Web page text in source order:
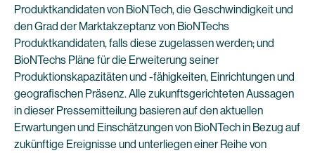
Produktkandidaten von BioNTech, die Geschwindigkeit und
den Grad der Marktakzeptanz von BioNTechs
Produktkandidaten, falls diese zugelassen werden; und
BioNTechs Pläne für die Erweiterung seiner
Produktionskapazitäten und -fähigkeiten, Einrichtungen und
geografischen Präsenz. Alle zukunftsgerichteten Aussagen
in dieser Pressemitteilung basieren auf den aktuellen
Erwartungen und Einschätzungen von BioNTech in Bezug auf
zukünftige Ereignisse und unterliegen einer Reihe von